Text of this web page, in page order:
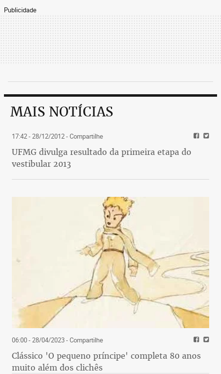
Publicidade
MAIS NOTÍCIAS
17:42 - 28/12/2012- Compartilhe
UFMG divulga resultado da primeira etapa do
vestibular 2013
06:00 - 28/04/2023- Compartilhe
Clássico 'O pequeno príncipe' completa 80 anos
muito além dos clichês